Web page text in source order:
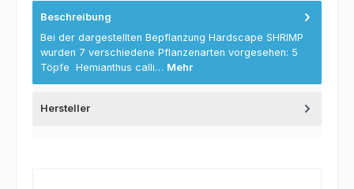
Beschreibung
Bei der dargestellten Bepflanzung Hardscape SHRIMP
wurden 7 verschiedene Pflanzenarten vorgesehen: 5
Töpfe Hemianthus calli… Mehr
Hersteller